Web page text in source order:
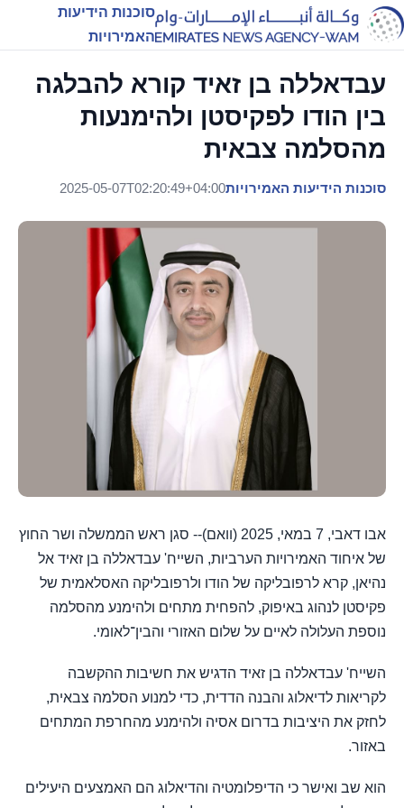
סוכנות הידיעות
האמירויות
עבדאללה בן זאיד קורא להבלגה
בין הודו לפקיסטן ולהימנעות
מהסלמה צבאית
סוכנות הידיעות האמירויות2025-05-07T02:20:49+04:00
אבו דאבי, 7 במאי, 2025 (וואם)-- סגן ראש הממשלה ושר החוץ
של איחוד האמירויות הערביות, השייח' עבדאללה בן זאיד אל
נהיאן, קרא לרפובליקה של הודו ולרפובליקה האסלאמית של
פקיסטן לנהוג באיפוק, להפחית מתחים ולהימנע מהסלמה
נוספת העלולה לאיים על שלום האזורי והבין־לאומי.
השייח' עבדאללה בן זאיד הדגיש את חשיבות ההקשבה
לקריאות לדיאלוג והבנה הדדית, כדי למנוע הסלמה צבאית,
לחזק את היציבות בדרום אסיה ולהימנע מהחרפת המתחים
באזור.
הוא שב ואישר כי הדיפלומטיה והדיאלוג הם האמצעים היעילים